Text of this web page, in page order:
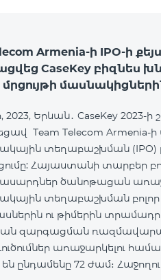
Armenia-ի IPO-ի
CaseKey բիզնես
մրցույթի
2023, Երևան․ CaseKey 2023-ի
Team Telecom Armenia-
տեղաբաշխման (IPO)
Հայաստանի տարբեր
ծանոթացան
տեղաբաշխման բոլոր
ու թիմերին
զարգացման
առաջարկելու
են ընդամենը 72 ժամ։